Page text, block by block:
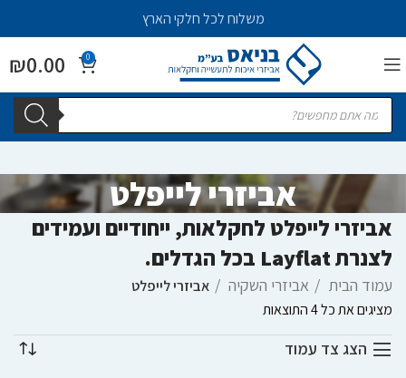
משלוח לכל חלקי הארץ
0
₪0.00
אביזרי לייפלט
אביזרי לייפלט לחקלאות, ייחודיים ועמידים
לצנרת Layflat בכל הגדלים.
עמוד הבית אביזרי השקיה
אביזרי לייפלט
מציגים את כל ⁦4⁩ התוצאות
הצג צד עמוד